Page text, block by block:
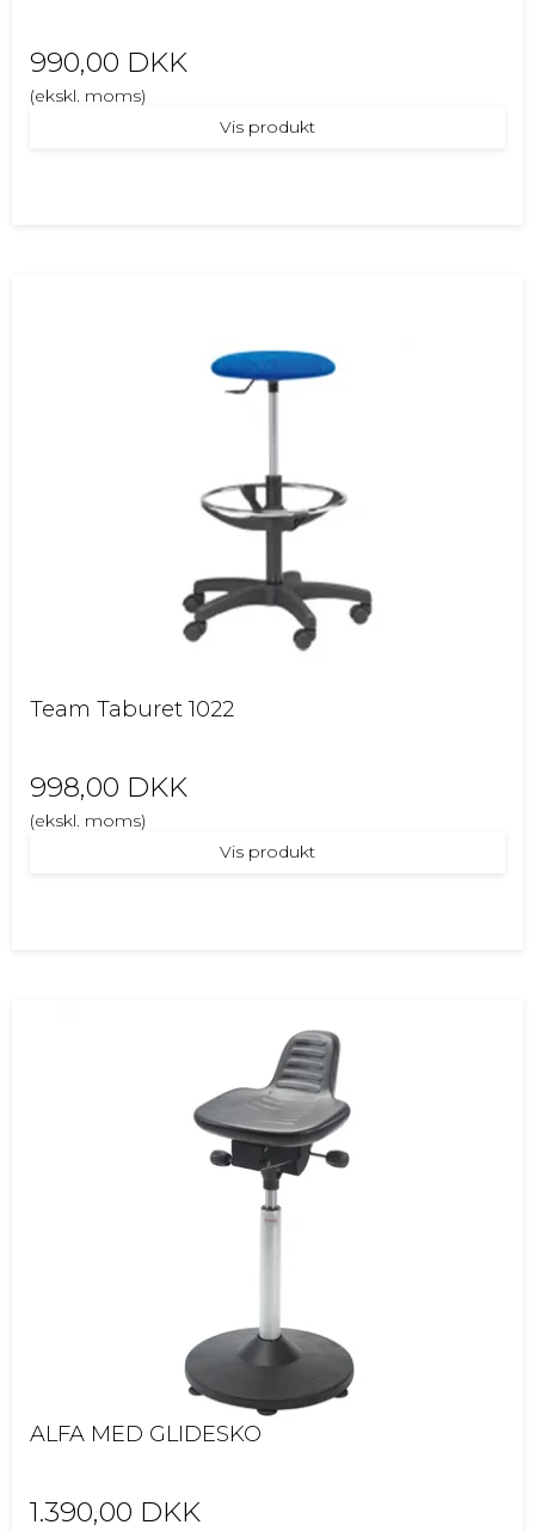
990,00 DKK
(ekskl. moms)
Vis produkt
Team Taburet 1022
998,00 DKK
(ekskl. moms)
Vis produkt
ALFA MED GLIDESKO
1.390,00 DKK